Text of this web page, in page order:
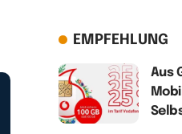
EMPFEHLUNG
Aus